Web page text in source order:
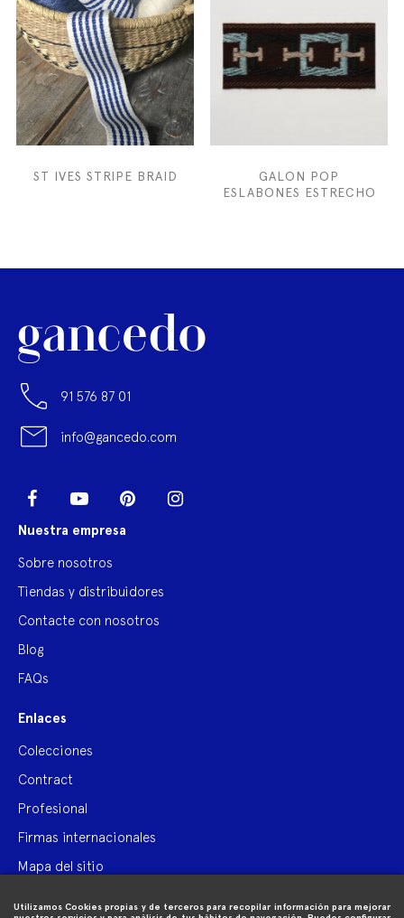
Utilizamos Cookies propias y de terceros para recopilar información para mejorar
ST IVES STRIPE BRAID
GALON POP
ESLABONES ESTRECHO
91 576 87 01
info@gancedo.com
Facebook YouTube Pinterest
Nuestra empresa
Sobre nosotros
Tiendas y distribuidores
Contacte con nosotros
Blog
FAQs
Enlaces
Colecciones
Contract
Profesional
Firmas internacionales
Mapa del sitio
Información de compra 